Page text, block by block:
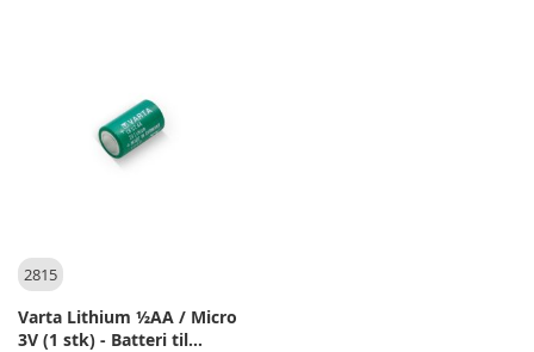
2815
Varta Lithium ½AA / Micro
3V (1 stk) - Batteri til